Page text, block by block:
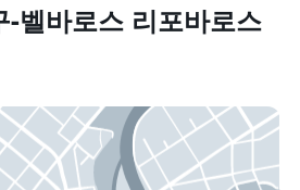
-벨바로스 리포바로스